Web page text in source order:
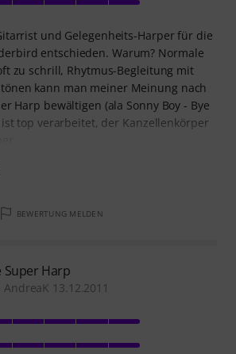
und Gelegenheits-Harper für die
entschieden. Warum? Normale
zu schrill, Rhytmus-Begleitung mit
kann man meiner Meinung nach
Harp bewältigen (ala Sonny Boy - Bye
top verarbeitet, der Kanzellenkörper
BEWERTUNG MELDEN
Super Harp
AndreaK 13.12.2011